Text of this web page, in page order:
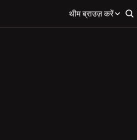
थीम ब्राउज़ करें